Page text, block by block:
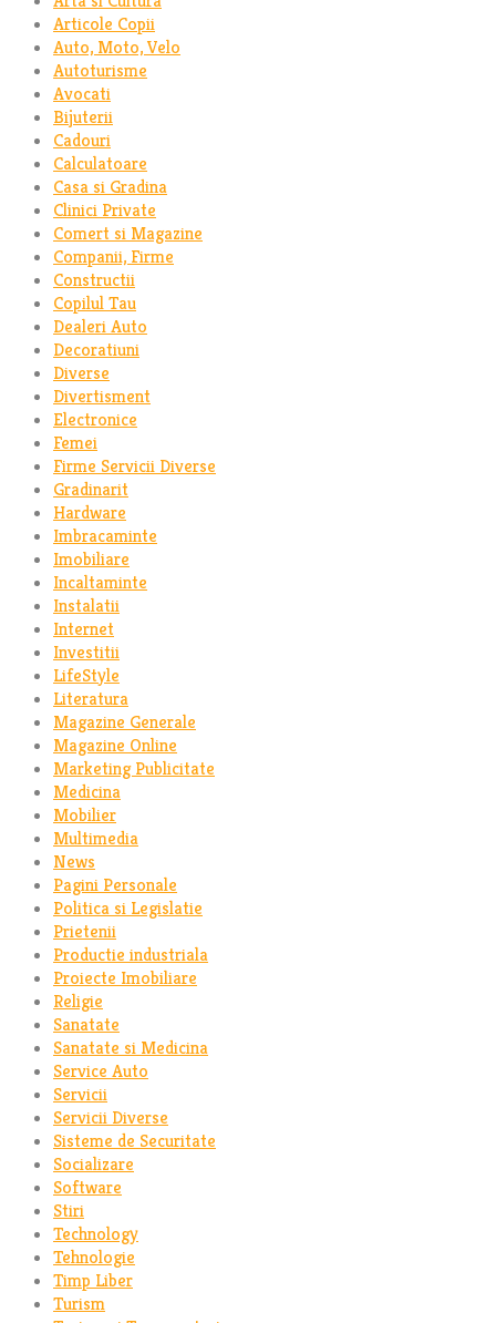
Articole Copii
Auto, Moto, Velo
Autoturisme
Avocati
Bijuterii
Cadouri
Calculatoare
Casa si Gradina
Clinici Private
Comert si Magazine
Companii, Firme
Constructii
Copilul Tau
Dealeri Auto
Decoratiuni
Diverse
Divertisment
Electronice
Femei
Firme Servicii Diverse
Gradinarit
Hardware
Imbracaminte
Imobiliare
Incaltaminte
Instalatii
Internet
Investitii
LifeStyle
Literatura
Magazine Generale
Magazine Online
Marketing Publicitate
Medicina
Mobilier
Multimedia
News
Pagini Personale
Politica si Legislatie
Prietenii
Productie industriala
Proiecte Imobiliare
Religie
Sanatate
Sanatate si Medicina
Service Auto
Servicii
Servicii Diverse
Sisteme de Securitate
Socializare
Software
Stiri
Technology
Tehnologie
Timp Liber
Turism